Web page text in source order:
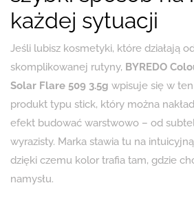
każdej sytuacji
Jeśli lubisz kosmetyki, które działają
skomplikowanej rutyny, BYREDO
Solar Flare 509 3.5g wpisuje się w
produkt typu stick, który można
efekt budować warstwowo – od
wyrazisty. Marka stawia tu na
dzięki czemu kolor trafia tam, gdzie
namysłu.